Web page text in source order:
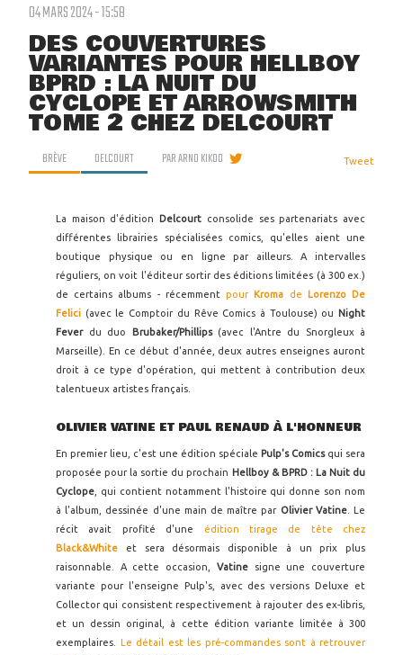
04 MARS 2024 - 15:58
DES COUVERTURES
VARIANTES POUR HELLBOY
BPRD : LA NUIT DU
CYCLOPE ET ARROWSMITH
TOME 2 CHEZ DELCOURT
BRÈVE DELCOURT PARARNO KIKOO Tweet
La maison d'édition Delcourt consolide ses partenariats avec
différentes librairies spécialisées comics, qu'elles aient une
boutique physique ou en ligne par ailleurs. A intervalles
réguliers, on voit l'éditeur sortir des éditions limitées (à 300 ex.)
de certains albums - récemmentpour Kroma de Lorenzo De
Felici (avec le Comptoir du Rêve Comics à Toulouse) ou Night
Fever du duo Brubaker/Phillips (avec l'Antre du Snorgleux à
Marseille). En ce début d'année, deux autres enseignes auront
droit à ce type d'opération, qui mettent à contribution deux
talentueux artistes français.
OLIVIER VATINE ET PAUL RENAUD À L'HONNEUR
En premier lieu, c'est une édition spéciale Pulp's Comics qui sera
proposée pour la sortie du prochain Hellboy & BPRD : La Nuit du
Cyclope , qui contient notamment l'histoire qui donne son nom
à l'album, dessinée d'une main de maître par Olivier Vatine. Le
récit avait profité d'une
édition tirage de tête chez
Black&White
et sera désormais disponible à un prix plus
raisonnable. A cette occasion, Vatine
signe une couverture
variante pour l'enseigne Pulp's, avec des versions Deluxe et
Collector qui consistent respectivement à rajouter des ex-libris,
et un dessin original, à cette édition variante limitée à 300
exemplaires.
Le détail est les pré-commandes sont à retrouver